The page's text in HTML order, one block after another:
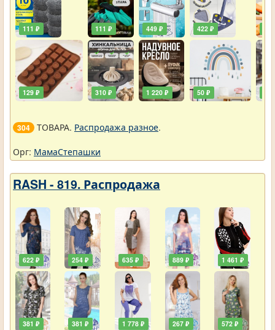
111 ₽
129 ₽
111 ₽
310 ₽
449 ₽
1 220 ₽
422 ₽
50 ₽
304 ТОВАРА. Распродажа разное.
Орг: МамаСтепашки
RASH - 819. Распродажа
622 ₽
381 ₽
254 ₽
381 ₽
635 ₽
1 778 ₽
889 ₽
267 ₽
1 461 ₽
572 ₽